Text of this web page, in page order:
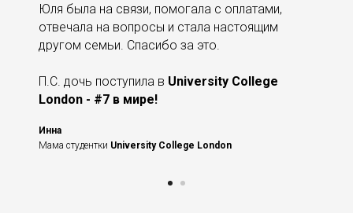
Юля была на связи, помогала с оплатами,
отвечала на вопросы и стала настоящим
другом семьи. Спасибо за это.
П.С. дочь поступила в University College
London - #7 в мире!
Инна
Мама студентки University College London